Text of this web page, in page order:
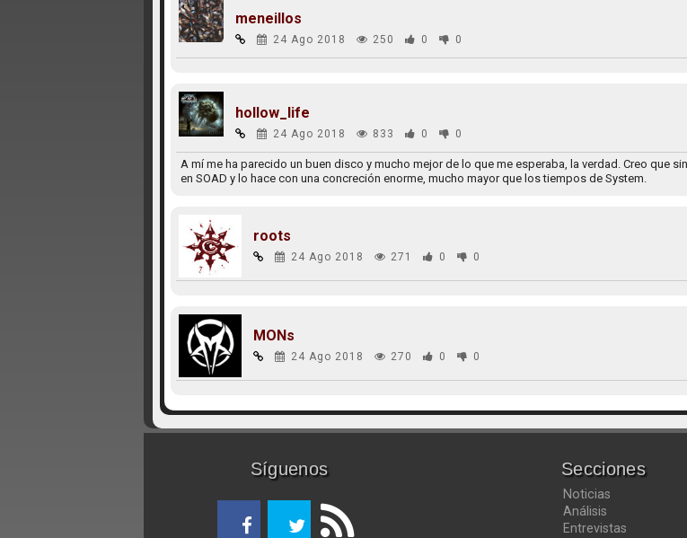
meneillos
24 Ago 2018 250 0 0
hollow_life
24 Ago 2018 833 0 0
A mí me ha parecido un buen disco y mucho mejor de lo que me esperaba, la verdad. Creo que
en SOAD y lo hace con una concreción enorme, mucho mayor que los tiempos de System.
roots
24 Ago 2018 271 0 0
MONs
24 Ago 2018 270 0 0
Síguenos Secciones
Noticias
Análisis
Entrevistas